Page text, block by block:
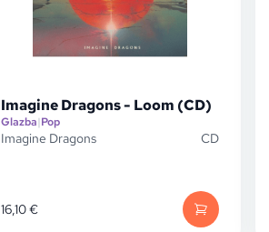
Imagine Dragons - Loom (CD)
Glazba|Pop
Imagine Dragons CD
16,10€